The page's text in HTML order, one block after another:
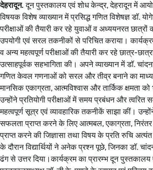
देहरादून. दून पुस्तकालय एवं शोध केन्द्र, देहरादून में
विषयक विशेष व्याख्यान में प्रसिद्ध गणित विशेषज्ञ डॉ.
परीक्षाओं की तैयारी कर रहे युवाओं व अध्ययनरत छात्रों
उपयोगी एवं सरल तकनीकों से परिचित कराया।
व अन्य महत्वपूर्ण परीक्षाओं की तैयारी कर रहे छात्र-
उत्साहपूर्वक सहभागिता की। अपने व्याख्यान में डॉ.
गणित केवल गणनाओं को सरल और तीव्र बनाने का
मानसिक एकाग्रता, आत्मविश्वास और तार्किक क्षमता
उन्होंने प्रतियोगी परीक्षाओं में समय प्रबंधन और त्वरित
महत्वपूर्ण सूत्र एवं व्यावहारिक तकनीकें साझा कीं।
सफलता प्राप्त करने के लिए आत्मबल, एकाग्रता, निरंतर
प्राप्त करने की जिज्ञासा तथा विषय के प्रति रुचि
के दौरान विद्यार्थियों ने अनेक प्रश्न पूछे, जिनका डॉ.
ढंग से उत्तर दिया।कार्यक्रम का प्रारम्भ दून